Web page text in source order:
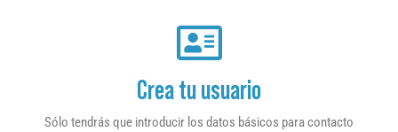
Crea tu usuario
Sólo tendrás que introducir los datos básicos para contacto